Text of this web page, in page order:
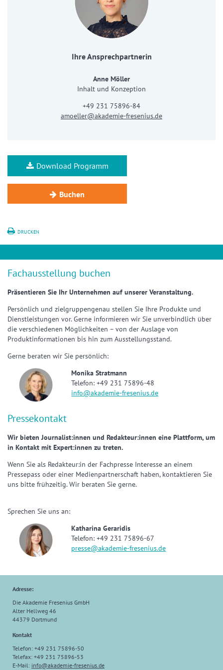
Ihre Ansprechpartnerin
Anne Möller
Inhalt und Konzeption
+49 231 75896-84
amoeller@akademie-fresenius.de
Download Programm
Buchen
DRUCKEN
Fachausstellung buchen
Präsentieren Sie Ihr Unternehmen auf unserer Veranstaltung.
Persönlich und zielgruppengenau stellen Sie Ihre Produkte und
Dienstleistungen vor. Gerne informieren wir Sie unverbindlich über
die verschiedenen Möglichkeiten – von der Auslage von
Produktinformationen bis hin zum Ausstellungsstand.
Gerne beraten wir Sie persönlich:
Monika Stratmann
Telefon: +49 231 75896-48
info@akademie-fresenius.de
Pressekontakt
Wir bieten Journalist:innen und Redakteur:innen eine Plattform, um
in Kontakt mit Expert:innen zu treten.
Wenn Sie als Redakteur:in der Fachpresse Interesse an einem
Pressepass oder einer Medienpartnerschaft haben, kontaktieren Sie
uns bitte frühzeitig. Wir beraten Sie gerne.
Sprechen Sie uns an:
Katharina Geraridis
Telefon: +49 231 75896-67
presse@akademie-fresenius.de
Adresse:
Die Akademie Fresenius GmbH
Alter Hellweg 46
44379 Dortmund
Kontakt
Telefon: +49 231 75896-50
Telefax: +49 231 75896-53
E-Mail: info@akademie-fresenius.de